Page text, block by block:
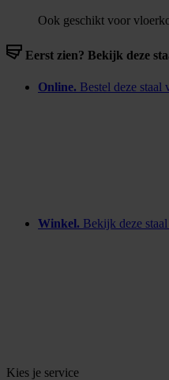
Ook geschikt voor
Eerst zien? Bekijk deze
Online. Bestel deze staal
Winkel. Bekijk deze
Kies je service